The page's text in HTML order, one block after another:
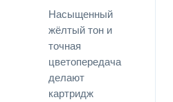
Насыщенный
жёлтый тон и
точная
цветопередача
делают
картридж